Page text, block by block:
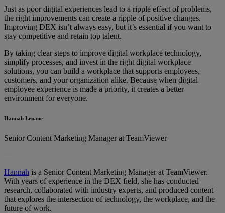
Just as poor digital experiences lead to a ripple effect of problems,
the right improvements can create a ripple of positive changes.
Improving DEX isn’t always easy, but it’s essential if you want to
stay competitive and retain top talent.
By taking clear steps to improve digital workplace technology,
simplify processes, and invest in the right digital workplace
solutions, you can build a workplace that supports employees,
customers, and your organization alike. Because when digital
employee experience is made a priority, it creates a better
environment for everyone.
Hannah Lenane
Senior Content Marketing Manager at TeamViewer
—
Hannah is a Senior Content Marketing Manager at TeamViewer.
With years of experience in the DEX field, she has conducted
research, collaborated with industry experts, and produced content
that explores the intersection of technology, the workplace, and the
future of work.